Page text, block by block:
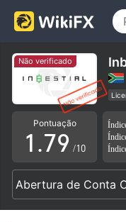
Não verificado
Pontuação
0
1
2
3
.
3
4
5
6
7
8
9
5
6
7
8
9 /10
Abertura de Conta